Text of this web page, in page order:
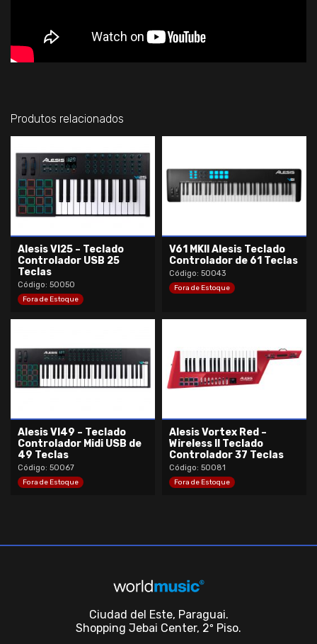
Produtos relacionados
Alesis VI25 – Teclado
Controlador USB 25
Teclas
Código: 50050
Fora de Estoque
V61 MKII Alesis Teclado
Controlador de 61 Teclas
Código: 50043
Fora de Estoque
Alesis VI49 – Teclado
Controlador Midi USB de
49 Teclas
Código: 50067
Fora de Estoque
Alesis Vortex Red –
Wireless II Teclado
Controlador 37 Teclas
Código: 50081
Fora de Estoque
Ciudad del Este, Paraguai.
Shopping Jebai Center, 2º Piso.